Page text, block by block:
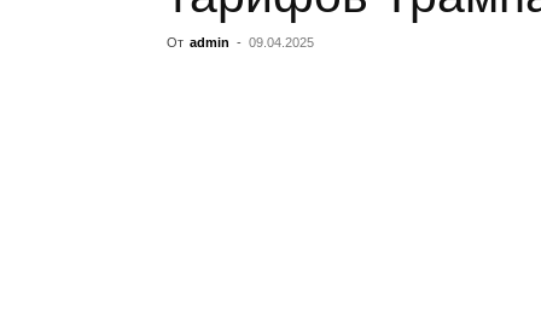
От admin - 09.04.2025